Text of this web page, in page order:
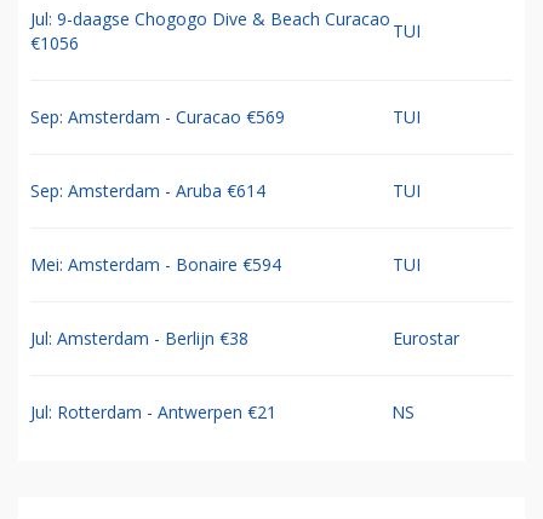
Jul: 9-daagse Chogogo Dive & Beach Curacao
€1056
TUI
Sep: Amsterdam - Curacao €569 TUI
Sep: Amsterdam - Aruba €614 TUI
Mei: Amsterdam - Bonaire €594 TUI
Jul: Amsterdam - Berlijn €38 Eurostar
Jul: Rotterdam - Antwerpen €21 NS